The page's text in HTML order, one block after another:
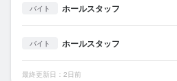
バイト ホールスタッフ
バイト ホールスタッフ
最終更新日：2日前